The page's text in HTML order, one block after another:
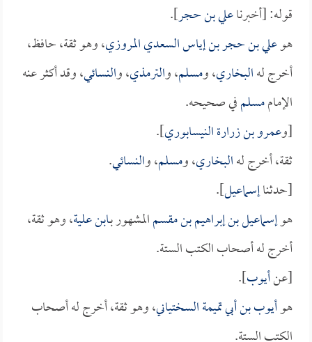
قوله: [أخبرناعلي بن حجر].
هوعلي بن حجر بن إياس السعدي المروزي، وهو ثقة، حافظ،
أخرج لهالبخاري، ومسلم، والترمذي، والنسائي، وقد أكثر عنه
الإماممسلمفي صحيحه.
[وعمرو بن زرارة النيسابوري].
ثقة، أخرج لهالبخاري، ومسلم، والنسائي.
[حدثناإسماعيل].
هوإسماعيل بن إبراهيم بن مقسمالمشهور بـابن علية، وهو ثقة،
أخرج له أصحاب الكتب الستة.
[عنأيوب].
هوأيوب بن أبي تميمة السختياني، وهو ثقة، أخرج له أصحاب